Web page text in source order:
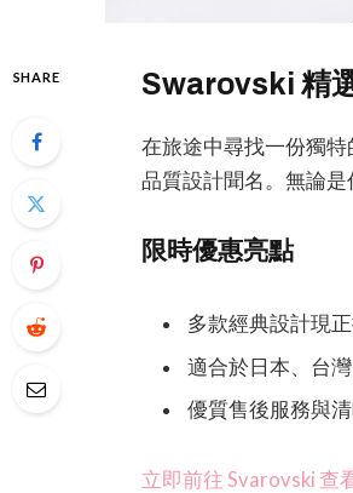
SHARE Swarovski 精
在旅途中尋找一份獨
品質設計聞名。無論是
限時優惠亮點
多款經典設計現
適合於日本、台
優質售後服務與
立即前往 Svarovski 查